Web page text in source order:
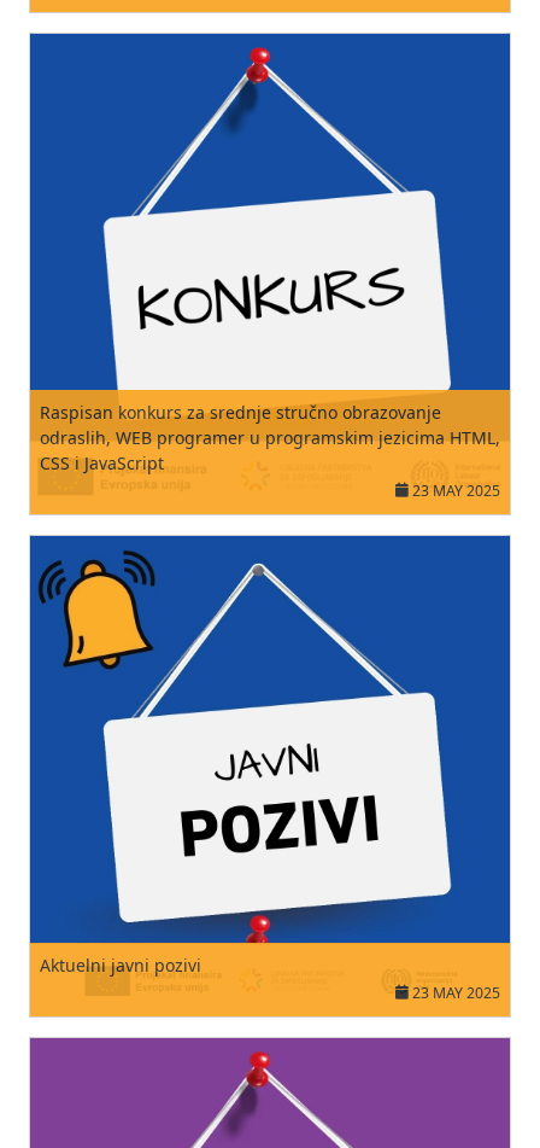
Raspisan konkurs za srednje stručno obrazovanje
odraslih, WEB programer u programskim jezicima HTML,
CSS i JavaScript
23 MAY 2025
Aktuelni javni pozivi
23 MAY 2025